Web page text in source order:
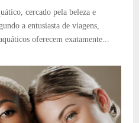
cercado pela beleza e
a entusiasta de viagens,
oferecem exatamente...